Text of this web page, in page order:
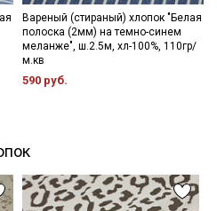
Вареный (стираный) хлопок "Белая
полоска (2мм) на темно-синем
меланже", ш.2.5м, хл-100%, 110гр/
м.кв
590 руб.